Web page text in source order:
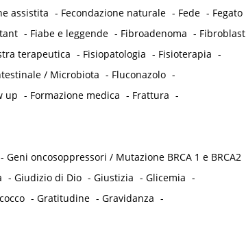
assistita - Fecondazione naturale - Fede - Fegato
- Fiabe e leggende - Fibroadenoma -
terapeutica - Fisiopatologia - Fisioterapia -
/ Microbiota - Fluconazolo -
up - Formazione medica - Frattura -
- Geni oncosoppressori / Mutazione BRCA 1 e BRCA2
- Giudizio di Dio - Giustizia - Glicemia -
- Gratitudine - Gravidanza -